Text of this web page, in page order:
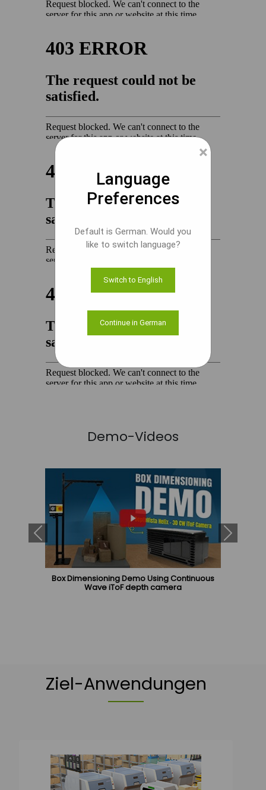
Demo-Videos
Box Dimensioning Demo Using Continuous
Wave iToF depth camera
Ziel-Anwendungen
×
Language
Preferences
Default is German. Would you
like to switch language?
Switch to English
Continue in German